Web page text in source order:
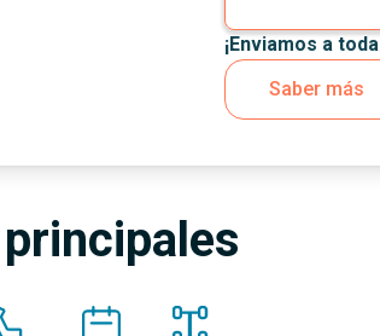
¡Enviamos a
Saber más